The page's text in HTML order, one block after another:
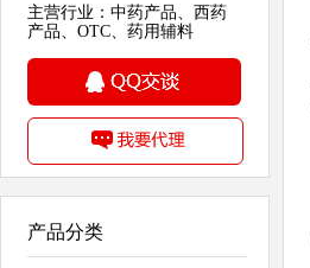
主营行业：中药产品、西药
产品、OTC、药用辅料
产品分类